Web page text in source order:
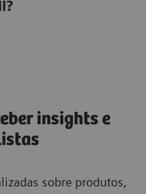
insights e
sobre produtos,